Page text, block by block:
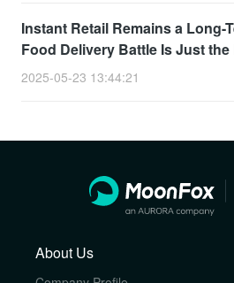
Instant Retail Remains a Long-
Food Delivery Battle Is Just
2025-05-23 13:44:21
About Us